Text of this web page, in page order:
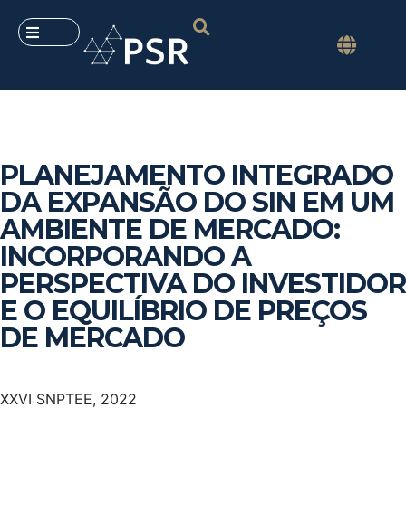
PLANEJAMENTO INTEGRADO
DA EXPANSÃO DO SIN EM UM
AMBIENTE DE MERCADO:
INCORPORANDO A
PERSPECTIVA DO INVESTIDOR
E O EQUILÍBRIO DE PREÇOS
DE MERCADO
XXVI SNPTEE, 2022